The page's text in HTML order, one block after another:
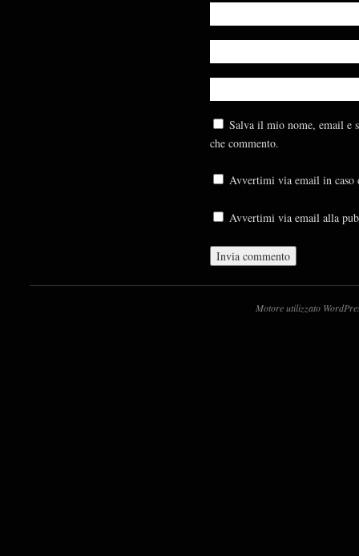
Salva il mio nome, email e
che commento.
Avvertimi via email in caso
Avvertimi via email alla
Motore utilizzato